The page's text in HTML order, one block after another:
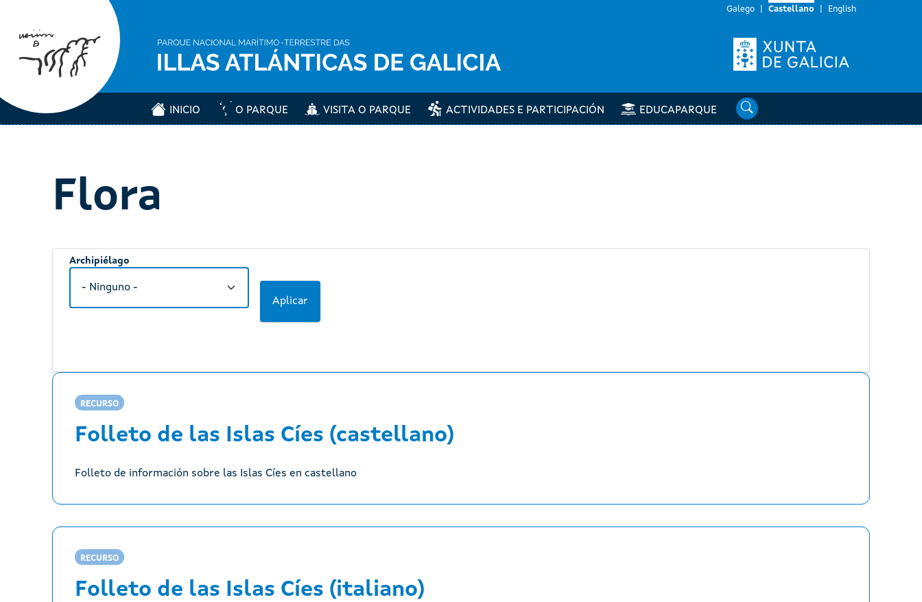
Galego Castellano English
INICIO O PARQUE VISITA O PARQUE ACTIVIDADES E PARTICIPACIÓN EDUCAPARQUE Buscar
Flora
Archipiélago
RECURSO
Folleto de las Islas Cíes (castellano)
Folleto de información sobre las Islas Cíes en castellano
RECURSO
Folleto de las Islas Cíes (italiano)